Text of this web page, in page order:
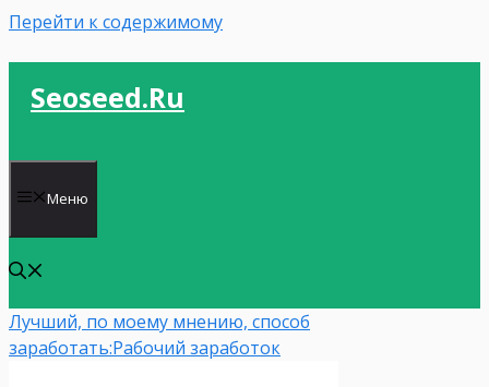
Перейти к содержимому
Seoseed.ru
Меню
Лучший, по моему мнению, способ
заработать:Рабочий заработок